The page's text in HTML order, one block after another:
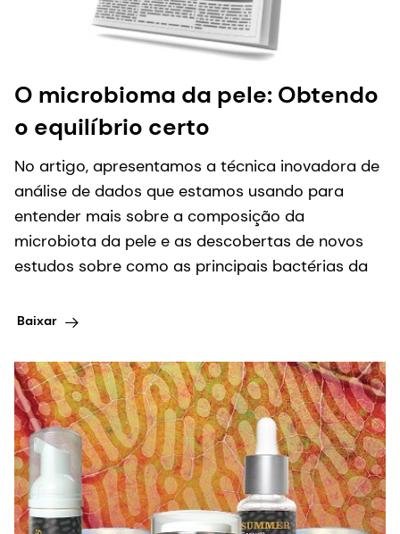
O microbioma da pele: Obtendo
o equilíbrio certo
No artigo, apresentamos a técnica inovadora de
análise de dados que estamos usando para
entender mais sobre a composição da
microbiota da pele e as descobertas de novos
estudos sobre como as principais bactérias da
Baixar